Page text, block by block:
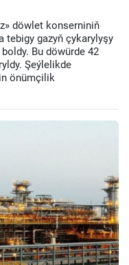
döwlet konserniniň
tebigy gazyň çykarylyşy
Bu döwürde 42
Şeýlelikde
önümçilik